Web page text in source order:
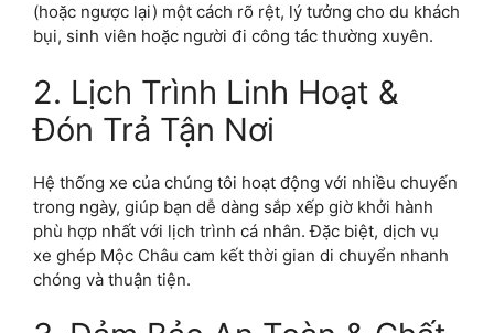
(hoặc ngược lại) một cách rõ rệt, lý tưởng cho du khách
bụi, sinh viên hoặc người đi công tác thường xuyên.
2. Lịch Trình Linh Hoạt &
Đón Trả Tận Nơi
Hệ thống xe của chúng tôi hoạt động với nhiều chuyến
trong ngày, giúp bạn dễ dàng sắp xếp giờ khởi hành
phù hợp nhất với lịch trình cá nhân. Đặc biệt, dịch vụ
xe ghép Mộc Châu cam kết thời gian di chuyển nhanh
chóng và thuận tiện.